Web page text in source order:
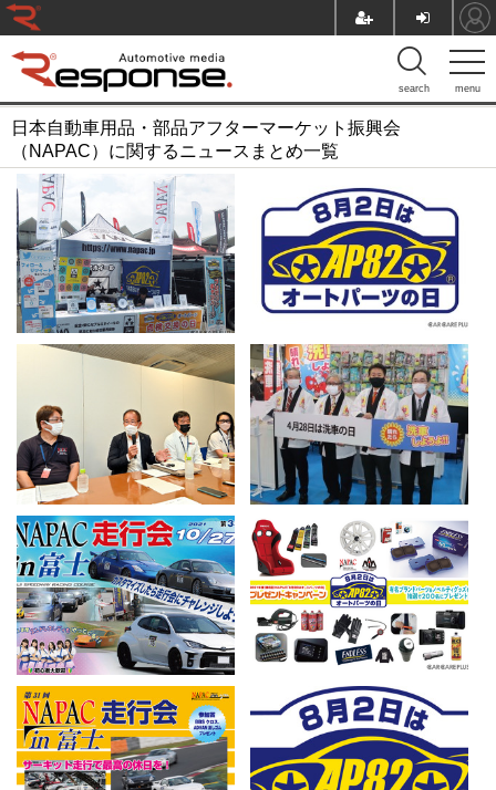
menu
search
日本自動車用品・部品アフターマーケット振興会
（NAPAC）に関するニュースまとめ一覧